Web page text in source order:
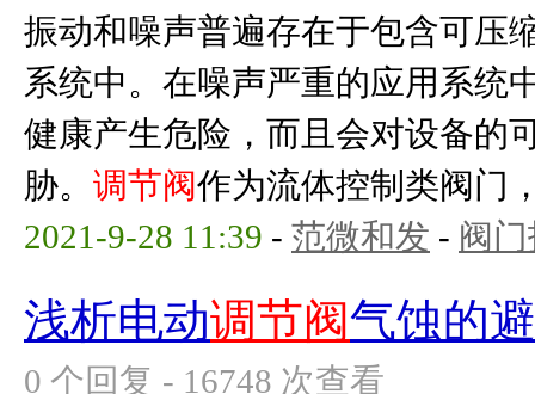
振动和噪声普遍存在于包含可压
系统中。在噪声严重的应用系统
健康产生危险，而且会对设备的
胁。 调节阀作为流体控制类阀门
2021-9-28 11:39 - 范微和发 - 阀
浅析电动调节阀气蚀的
0 个回复 - 16748 次查看